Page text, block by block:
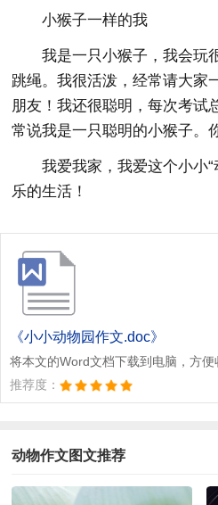
小猴子一样的我
我是一只小猴子，我会玩
跳绳。我很活泼，经常请大家
朋友！我还很聪明，每次考试
常说我是一只聪明的小猴子。
我爱我家，我爱这个小小
乐的生活！
《小小动物园作文.doc》
将本文的Word文档下载到电脑，方便
推荐度：
动物作文图文推荐